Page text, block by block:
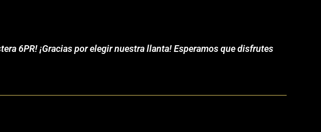
6PR! ¡Gracias por elegir nuestra llanta! Esperamos que disfrutes